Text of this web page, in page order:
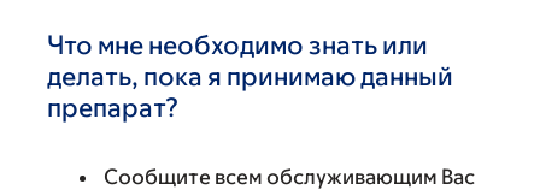
Что мне необходимо знать или
делать, пока я принимаю данный
препарат?
Сообщите всем обслуживающим Вас